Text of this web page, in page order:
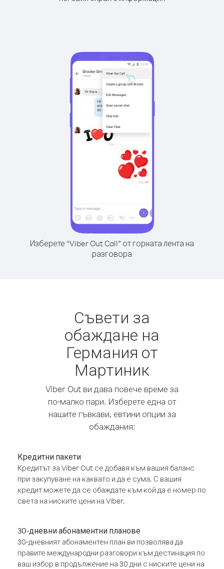
Изберете “Viber Out Call” от горната лента на
разговора
Съвети за
обаждане на
Германия от
Мартиник
Viber Out ви дава повече време за
по-малко пари. Изберете една от
нашите гъвкави, евтини опции за
обаждания:
Кредитни пакети
Кредитът за Viber Out се добавя към вашия баланс
при закупуване на каквато и да е сума. С вашия
кредит можете да се обаждате към кой да е номер по
света на ниските цени на Viber.
30-дневни абонаментни планове
30-дневният абонаментен план ви позволява да
правите международни разговори към дестинация по
ваш избор в продължение на 30 дни с ниските цени на